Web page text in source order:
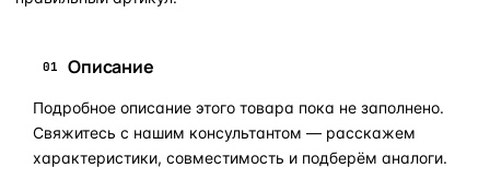
01 Описание
Подробное описание этого товара пока не заполнено.
Свяжитесь с нашим консультантом — расскажем
характеристики, совместимость и подберём аналоги.